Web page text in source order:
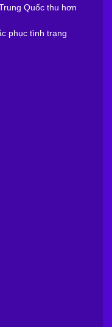
Quốc thu hơn
phục tình trạng